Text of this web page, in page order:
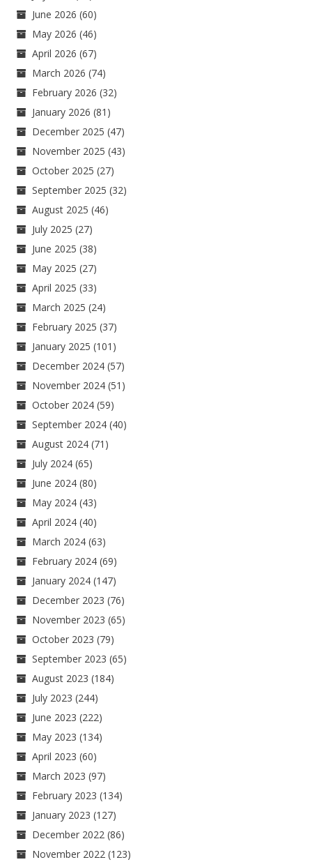
June 2026 (60)
May 2026 (46)
April 2026 (67)
March 2026 (74)
February 2026 (32)
January 2026 (81)
December 2025 (47)
November 2025 (43)
October 2025 (27)
September 2025 (32)
August 2025 (46)
July 2025 (27)
June 2025 (38)
May 2025 (27)
April 2025 (33)
March 2025 (24)
February 2025 (37)
January 2025 (101)
December 2024 (57)
November 2024 (51)
October 2024 (59)
September 2024 (40)
August 2024 (71)
July 2024 (65)
June 2024 (80)
May 2024 (43)
April 2024 (40)
March 2024 (63)
February 2024 (69)
January 2024 (147)
December 2023 (76)
November 2023 (65)
October 2023 (79)
September 2023 (65)
August 2023 (184)
July 2023 (244)
June 2023 (222)
May 2023 (134)
April 2023 (60)
March 2023 (97)
February 2023 (134)
January 2023 (127)
December 2022 (86)
November 2022 (123)